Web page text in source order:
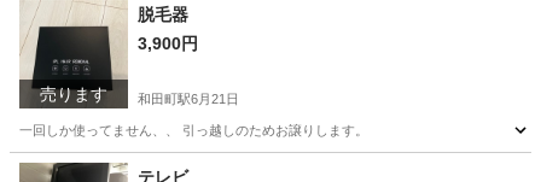
売ります
脱毛器
3,900円
和田町駅6月21日
一回しか使ってません、、 引っ越しのためお譲りします。
神奈川 横浜市 和田町駅
テレビ